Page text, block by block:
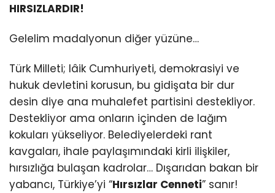
HIRSIZLARDIR!
Gelelim madalyonun diğer yüzüne…
Türk Milleti; lâik Cumhuriyeti, demokrasiyi ve
hukuk devletini korusun, bu gidişata bir dur
desin diye ana muhalefet partisini destekliyor.
Destekliyor ama onların içinden de lağım
kokuları yükseliyor. Belediyelerdeki rant
kavgaları, ihale paylaşımındaki kirli ilişkiler,
hırsızlığa bulaşan kadrolar… Dışarıdan bakan bir
yabancı, Türkiye’yi “Hırsızlar Cenneti” sanır!